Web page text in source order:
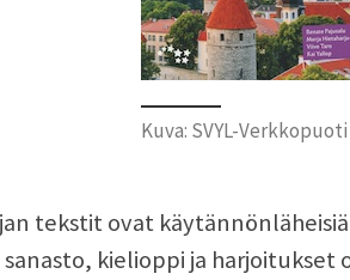
Kuva: SVYL-Verkkopuoti
tekstit ovat
kielioppi ja harjoitukset